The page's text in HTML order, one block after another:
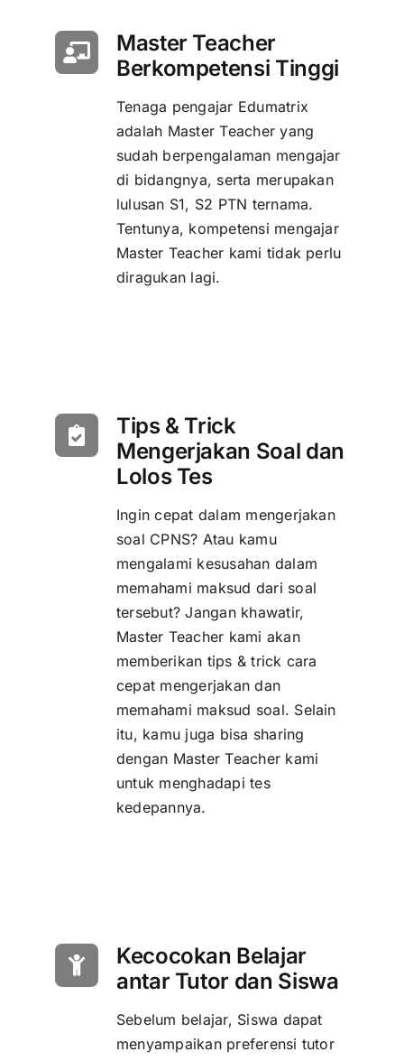
Master Teacher
Berkompetensi Tinggi
Tenaga pengajar Edumatrix
adalah Master Teacher yang
sudah berpengalaman mengajar
di bidangnya, serta merupakan
lulusan S1, S2 PTN ternama.
Tentunya, kompetensi mengajar
Master Teacher kami tidak perlu
diragukan lagi.
Tips & Trick
Mengerjakan Soal dan
Lolos Tes
Ingin cepat dalam mengerjakan
soal CPNS? Atau kamu
mengalami kesusahan dalam
memahami maksud dari soal
tersebut? Jangan khawatir,
Master Teacher kami akan
memberikan tips & trick cara
cepat mengerjakan dan
memahami maksud soal. Selain
itu, kamu juga bisa sharing
dengan Master Teacher kami
untuk menghadapi tes
kedepannya.
Kecocokan Belajar
antar Tutor dan Siswa
Sebelum belajar, Siswa dapat
menyampaikan preferensi tutor